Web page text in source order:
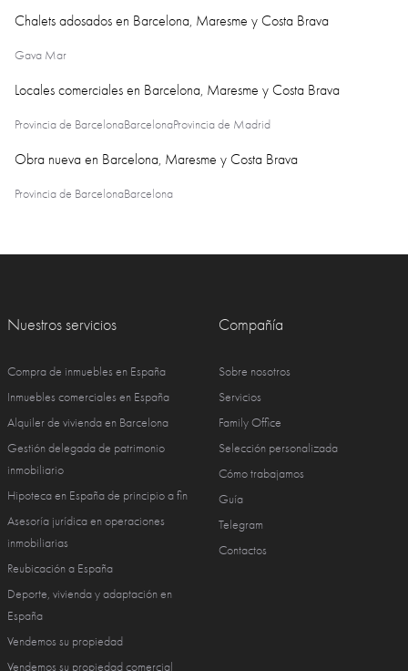
Chalets adosados en Barcelona, Maresme y Costa Brava
Gava Mar
Locales comerciales en Barcelona, Maresme y Costa Brava
Provincia de BarcelonaBarcelonaProvincia de Madrid
Obra nueva en Barcelona, Maresme y Costa Brava
Provincia de BarcelonaBarcelona
Nuestros servicios
Compra de inmuebles en España
Inmuebles comerciales en España
Alquiler de vivienda en Barcelona
Gestión delegada de patrimonio
inmobiliario
Hipoteca en España de principio a fin
Asesoría jurídica en operaciones
inmobiliarias
Reubicación a España
Deporte, vivienda y adaptación en
España
Vendemos su propiedad
Vendemos su propiedad comercial
Compañía
Sobre nosotros
Servicios
Family Office
Selección personalizada
Cómo trabajamos
Guía
Telegram
Contactos